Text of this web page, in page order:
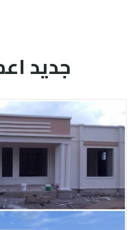
جديد